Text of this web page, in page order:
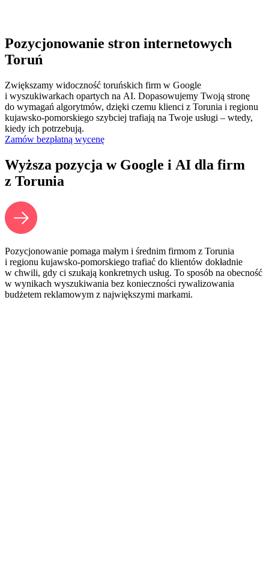
Pozycjonowanie stron internetowych
Toruń
Zwiększamy widoczność toruńskich firm w Google
i wyszukiwarkach opartych na AI. Dopasowujemy Twoją stronę
do wymagań algorytmów, dzięki czemu klienci z Torunia i regionu
kujawsko‑pomorskiego szybciej trafiają na Twoje usługi – wtedy,
kiedy ich potrzebują.
Zamów bezpłatną wycenę
Wyższa pozycja w Google i AI dla firm
z Torunia
Pozycjonowanie pomaga małym i średnim firmom z Torunia
i regionu kujawsko‑pomorskiego trafiać do klientów dokładnie
w chwili, gdy ci szukają konkretnych usług. To sposób na obecność
w wynikach wyszukiwania bez konieczności rywalizowania
budżetem reklamowym z największymi markami.